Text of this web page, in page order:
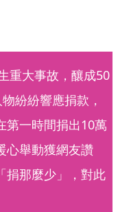
重大事故，釀成50
紛紛響應捐款，
第一時間捐出10萬
心舉動獲網友讚
捐那麼少」，對此